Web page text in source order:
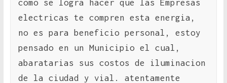
como se logra hacer que las Empresas
electricas te compren esta energia,
no es para beneficio personal, estoy
pensado en un Municipio el cual,
abaratarias sus costos de iluminacion
de la ciudad y vial. atentamente